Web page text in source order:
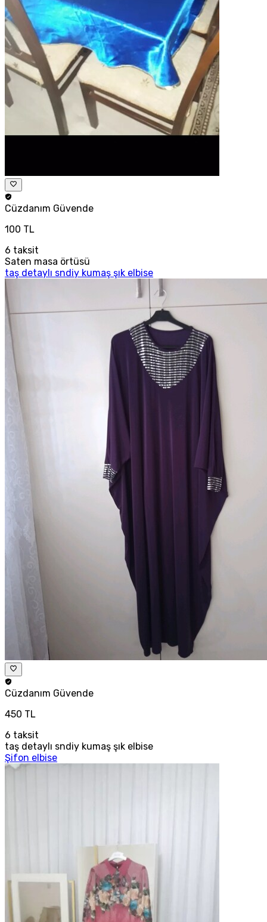
Cüzdanım Güvende
100 TL
6 taksit
Saten masa örtüsü
taş detaylı sndiy kumaş şık elbise
Cüzdanım Güvende
450 TL
6 taksit
taş detaylı sndiy kumaş şık elbise
Şifon elbise